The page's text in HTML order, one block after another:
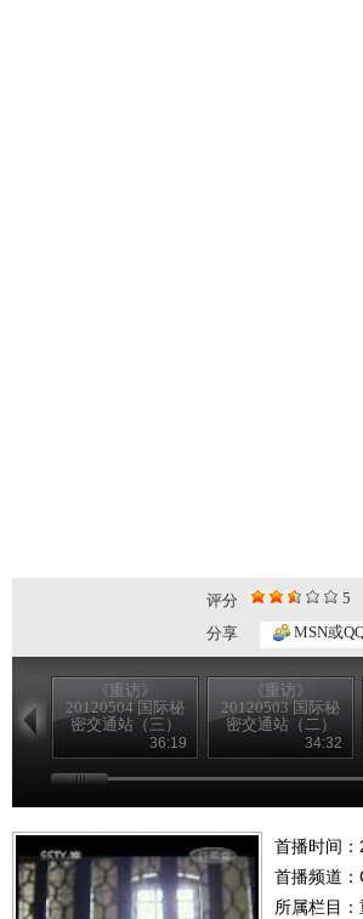
评分 5
分享
MSN或
《重访》
20120504 国际秘
密交通站（三）
36:19
《重访》
20120503 国际秘
密交通站（二）
34:32
首播时间
首播频道：
所属栏目：